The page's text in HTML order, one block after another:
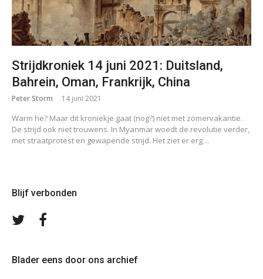
Strijdkroniek 14 juni 2021: Duitsland,
Bahrein, Oman, Frankrijk, China
Peter Storm 14 juni 2021
Warm he? Maar dit kroniekje gaat (nog?) niet met zomervakantie.
De strijd ook niet trouwens. In Myanmar woedt de revolutie verder,
met straatprotest en gewapende strijd. Het ziet er erg…
Blijf verbonden
Volg
Blader eens door ons archief